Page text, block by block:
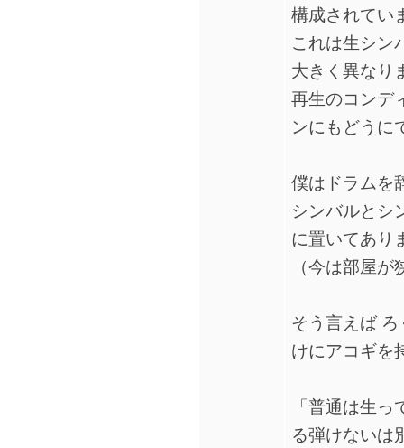
構成されてい
これは生シン
大きく異なり
再生のコンデ
ンにもどうに
僕はドラムを
シンバルとシ
に置いてあり
（今は部屋
そう言えば
けにアコギを
「普通は生
る弾けないは